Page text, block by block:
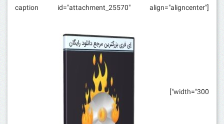
[caption id="attachment_25570" align="aligncenter"
width="300"]